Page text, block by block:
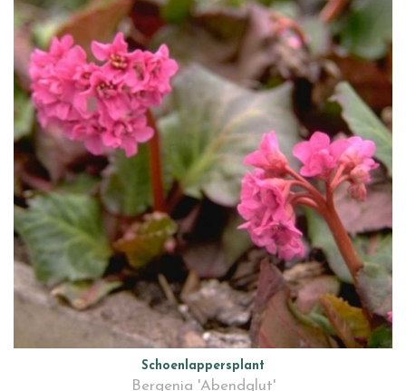
Schoenlappersplant
Bergenia 'Abendglut'